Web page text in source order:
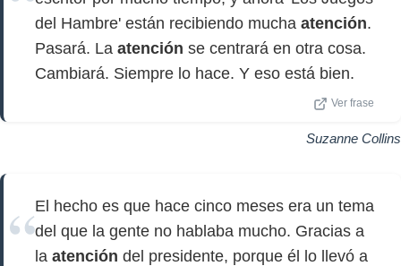
del Hambre' están recibiendo mucha atención.
Pasará. La atención se centrará en otra cosa.
Cambiará. Siempre lo hace. Y eso está bien.
Ver frase
Suzanne Collins
El hecho es que hace cinco meses era un tema
del que la gente no hablaba mucho. Gracias a
la atención del presidente, porque él lo llevó a